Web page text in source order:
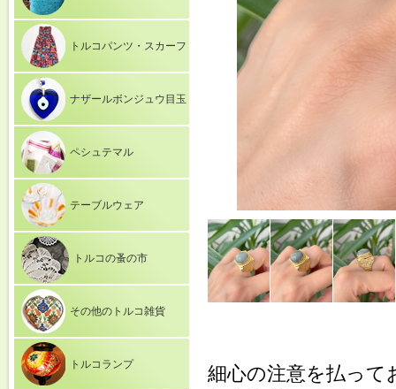
トルコパンツ・スカーフ
ナザールボンジュウ目玉
ペシュテマル
テーブルウェア
トルコの蚤の市
その他のトルコ雑貨
トルコランプ
細心の注意を払って